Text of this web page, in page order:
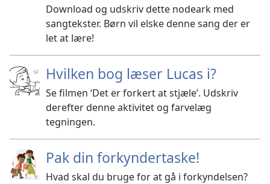
Download og udskriv dette nodeark med
sangtekster. Børn vil elske denne sang der er
let at lære!
Hvilken bog læser Lucas i?
Se filmen ‘Det er forkert at stjæle’. Udskriv
derefter denne aktivitet og farvelæg
tegningen.
Pak din forkyndertaske!
Hvad skal du bruge for at gå i forkyndelsen?